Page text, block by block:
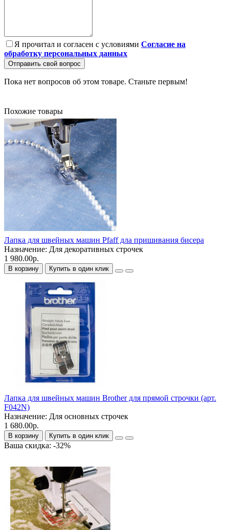
Я прочитал и согласен с условиями Согласие на
обработку персональных данных
Отправить свой вопрос
Пока нет вопросов об этом товаре. Станьте первым!
Похожие товары
Лапка для швейных машин Pfaff дла пришивания бисера
Назначение: Для декоративных строчек
1 980.00р.
В корзину Купить в один клик
Лапка для швейных машин Brother для прямой строчки (арт.
F042N)
Назначение: Для основных строчек
1 680.00р.
В корзину Купить в один клик
Ваша скидка: -32%